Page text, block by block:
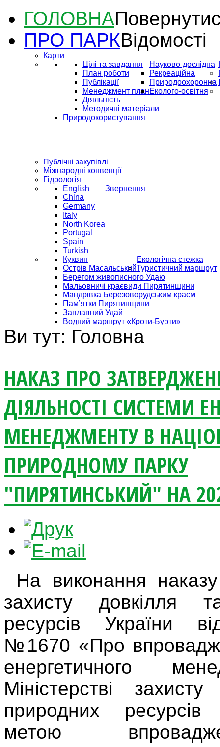
ГОЛОВНА
ПРО ПАРКВідомості
Карти
Науково-дослідна
Цілі та завдання
План роботи
Публікації
Менеджмент план
Рекреаційна
Природоохоронна
Еколого-освітня
Діяльність
Методичні матеріали
Природокористування
Публічні закупівлі
Міжнародні конвенції
Гідрологія
Звернення
English
China
Germany
Italy
North Korea
Portugal
Spain
Turkish
Екологічна стежка
Куквин
Острів МасальськийТуристичний маршрут
Берегом живописного Удаю
Мальовничі краєвиди Пирятинщини
Мандрівка Березоворудським краєм
Пам’ятки Пирятинщини
Заплавний Удай
Водний маршрут «Кроти-Бурти»
Ви тут: Головна
НАКАЗ ПРО
ДІЯЛЬНОСТІ СИСТЕМИ
МЕНЕДЖМЕНТУ В
ПРИРОДНОМУ ПАРКУ
"ПИРЯТИНСЬКИЙ" НА
На виконання наказу
захисту довкілля
ресурсів України
№1670 «Про
енергетичного
Міністерстві
природних
метою